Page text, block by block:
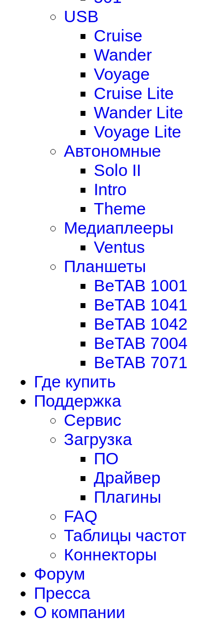
USB
Cruise
Wander
Voyage
Cruise Lite
Wander Lite
Voyage Lite
Автономные
Solo II
Intro
Theme
Медиаплееры
Ventus
Планшеты
BeTAB 1001
BeTAB 1041
BeTAB 1042
BeTAB 7004
BeTAB 7071
Где купить
Поддержка
Сервис
Загрузка
ПО
Драйвер
Плагины
FAQ
Таблицы частот
Коннекторы
Форум
Пресса
О компании